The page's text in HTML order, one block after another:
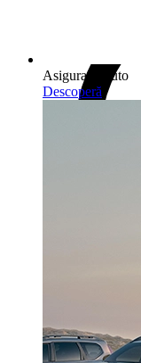
Asigurare Auto
Descoperă